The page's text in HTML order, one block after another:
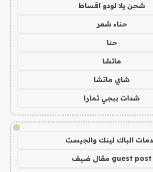
شحن يلا لودو اقساط
حناء شعر
حنا
ماتشا
شاي ماتشا
شدات ببجي تمارا
!
الباك لينك والجيست
guest post مقال ضيف